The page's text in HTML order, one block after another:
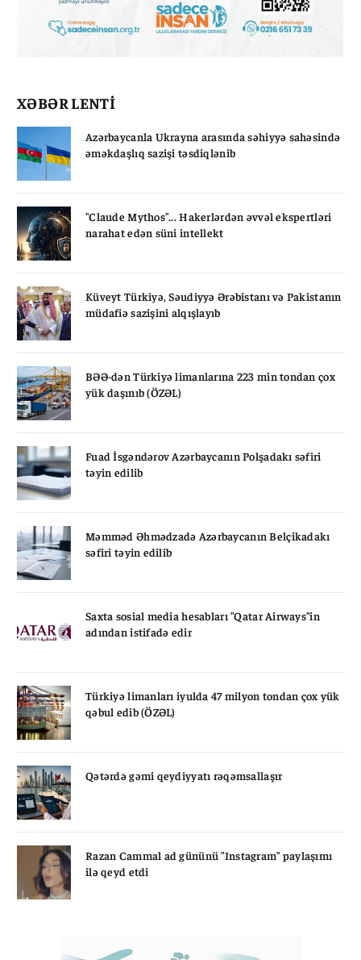
XƏBƏR LENTİ
Azərbaycanla Ukrayna arasında səhiyyə sahəsində
əməkdaşlıq sazişi təsdiqlənib
"Claude Mythos"... Hakerlərdən əvvəl ekspertləri
narahat edən süni intellekt
Küveyt Türkiyə, Səudiyyə Ərəbistanı və Pakistanın
müdafiə sazişini alqışlayıb
BƏƏ-dən Türkiyə limanlarına 223 min tondan çox
yük daşınıb (ÖZƏL)
Fuad İsgəndərov Azərbaycanın Polşadakı səfiri
təyin edilib
Məmməd Əhmədzadə Azərbaycanın Belçikadakı
səfiri təyin edilib
Saxta sosial media hesabları "Qatar Airways"in
adından istifadə edir
Türkiyə limanları iyulda 47 milyon tondan çox yük
qəbul edib (ÖZƏL)
Qətərdə gəmi qeydiyyatı rəqəmsallaşır
Razan Cammal ad gününü "Instagram" paylaşımı
ilə qeyd etdi